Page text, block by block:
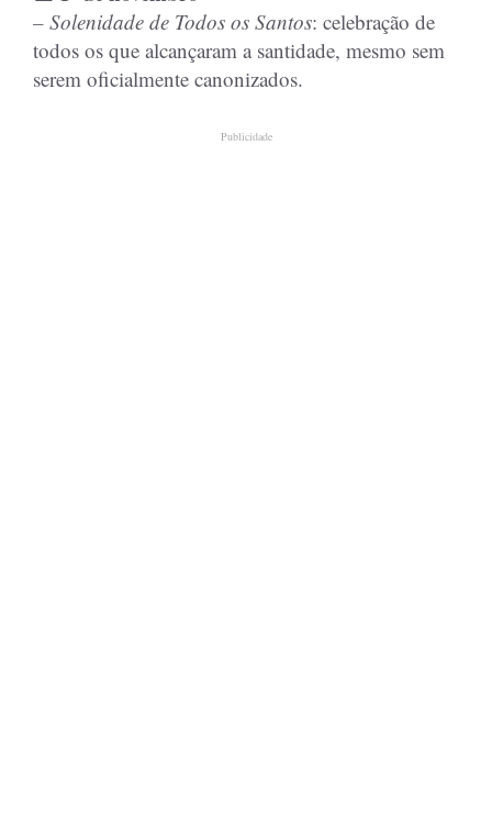
– Solenidade de Todos os Santos: celebração de
todos os que alcançaram a santidade, mesmo sem
serem oficialmente canonizados.
Publicidade